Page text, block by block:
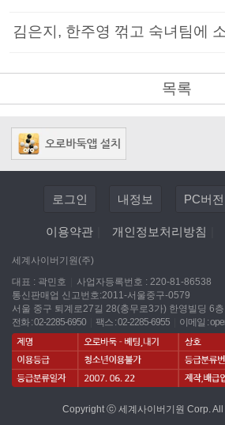
김은지, 한주영 꺾고 숙녀팀에
목록
로그인 내정보 PC버전
이용약관 개인정보처리방침
세계사이버기원(주)
대표 : 곽민호
사업자등록번호 : 220-81-86538
통신판매업 신고번호:2011-서울중구-0579
서울 중구 퇴계로27길 28(충무로3가) 한영빌딩 6층
전화 : 02-2285-6950
팩스 : 02-2285-6955 이메일 :
Copyright ⓒ 세계사이버기원 Corp.